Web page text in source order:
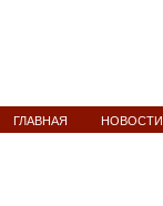
ГЛАВНАЯ НОВОСТИ